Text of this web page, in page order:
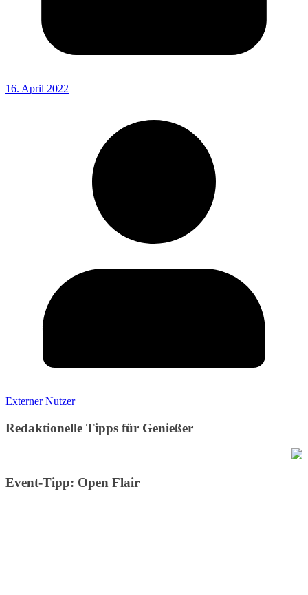
16. April 2022
Externer Nutzer
Redaktionelle Tipps für Genießer
Event-Tipp: Open Flair